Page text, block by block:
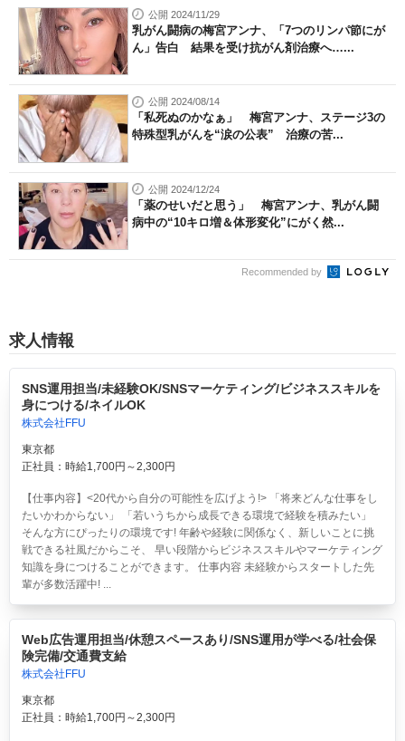
公開 2024/11/29
乳がん闘病の梅宮アンナ、「7つのリンパ節にが
ん」告白 結果を受け抗がん剤治療へ…...
公開 2024/08/14
「私死ぬのかなぁ」 梅宮アンナ、ステージ3の
特殊型乳がんを“涙の公表” 治療の苦...
公開 2024/12/24
「薬のせいだと思う」 梅宮アンナ、乳がん闘
病中の“10キロ増＆体形変化”にがく然...
Recommended by
求人情報
SNS運用担当/未経験OK/SNSマーケティング/ビジネススキルを
身につける/ネイルOK
株式会社FFU
東京都
正社員：時給1,700円～2,300円
【仕事内容】<20代から自分の可能性を広げよう!> 「将来どんな仕事をし
たいかわからない」 「若いうちから成長できる環境で経験を積みたい」
そんな方にぴったりの環境です! 年齢や経験に関係なく、新しいことに挑
戦できる社風だからこそ、 早い段階からビジネススキルやマーケティング
知識を身につけることができます。 仕事内容 未経験からスタートした先
輩が多数活躍中! ...
Web広告運用担当/休憩スペースあり/SNS運用が学べる/社会保
険完備/交通費支給
株式会社FFU
東京都
正社員：時給1,700円～2,300円